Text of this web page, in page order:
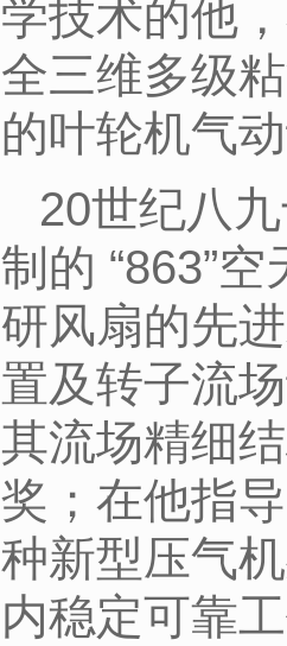
学技术的他
全三维多级
的叶轮机气
20世纪八
制的 “863”
研风扇的先
置及转子流
其流场精细
奖；在他指
种新型压气
内稳定可靠